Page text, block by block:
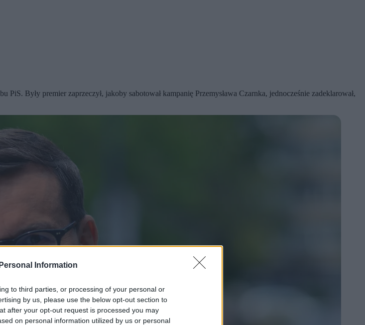
Information
to third parties, or processing of your personal or
by us, please use the below opt-out section to
after your opt-out request is processed you may
on personal information utilized by us or personal
Były premier zaprzeczył, jakoby sabotował kampanię Przemysława Czarnka, jednocześnie zadeklarował,